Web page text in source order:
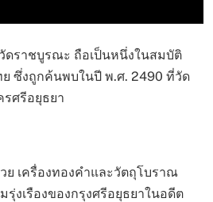
ดราชบูรณะ ถือเป็นหนึ่งในสมบัติ
ซึ่งถูกค้นพบในปี พ.ศ. 2490 ที่วัด
ศรีอยุธยา
เครื่องทองคำและวัตถุโบราณ
งเรืองของกรุงศรีอยุธยาในอดีต